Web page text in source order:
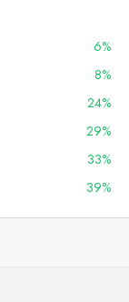
6%
8%
24%
29%
33%
39%